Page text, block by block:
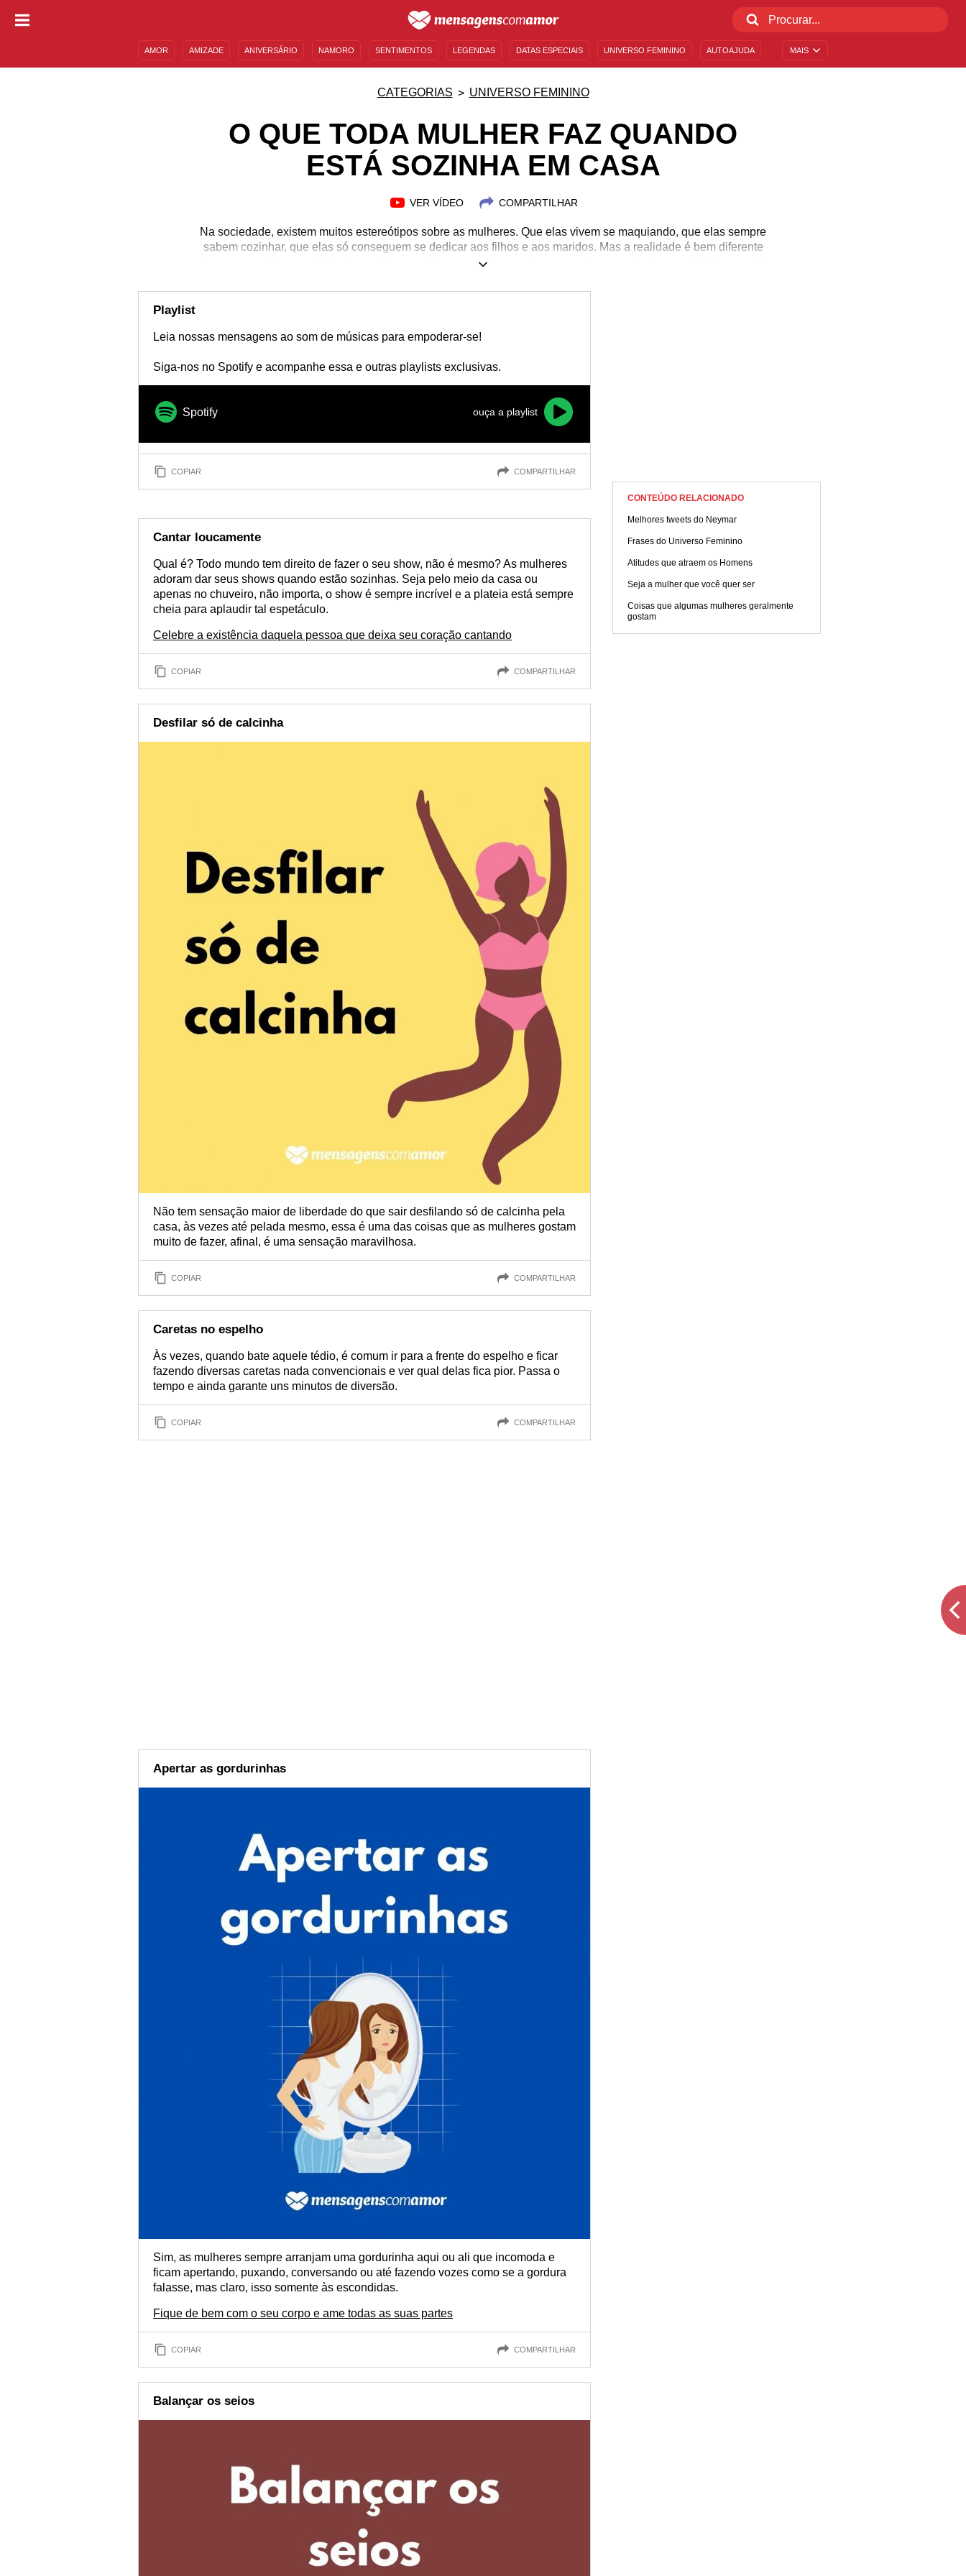
MAIS
AMOR AMIZADE ANIVERSÁRIO NAMORO SENTIMENTOS LEGENDAS DATAS ESPECIAIS UNIVERSO FEMININO AUTOAJUDA
CATEGORIAS UNIVERSO FEMININO
O QUE TODA MULHER FAZ QUANDO
ESTÁ SOZINHA EM CASA
VER VÍDEO COMPARTILHAR
Na sociedade, existem muitos estereótipos sobre as mulheres. Que elas vivem se maquiando, que elas sempre
sabem cozinhar, que elas só conseguem se dedicar aos filhos e aos maridos. Mas a realidade é bem diferente
desses conceitos machistas. As mulheres podem amar outras mulheres, podem ser péssimas cozinheiras e não
surpreender até as pessoas mais curiosas. Descubra o que toda mulher faz quando está sozinha em casa e faça
Playlist
Leia nossas mensagens ao som de músicas para empoderar-se!
Siga-nos no Spotify e acompanhe essa e outras playlists exclusivas.
Spotify ouça a playlist
COPIAR COMPARTILHAR
Cantar loucamente
Qual é? Todo mundo tem direito de fazer o seu show, não é mesmo? As mulheres
adoram dar seus shows quando estão sozinhas. Seja pelo meio da casa ou
apenas no chuveiro, não importa, o show é sempre incrível e a plateia está sempre
cheia para aplaudir tal espetáculo.
Celebre a existência daquela pessoa que deixa seu coração cantando
COPIAR COMPARTILHAR
Desfilar só de calcinha
Não tem sensação maior de liberdade do que sair desfilando só de calcinha pela
casa, às vezes até pelada mesmo, essa é uma das coisas que as mulheres gostam
muito de fazer, afinal, é uma sensação maravilhosa.
COPIAR COMPARTILHAR
Caretas no espelho
Às vezes, quando bate aquele tédio, é comum ir para a frente do espelho e ficar
fazendo diversas caretas nada convencionais e ver qual delas fica pior. Passa o
tempo e ainda garante uns minutos de diversão.
COPIAR COMPARTILHAR
Apertar as gordurinhas
Sim, as mulheres sempre arranjam uma gordurinha aqui ou ali que incomoda e
ficam apertando, puxando, conversando ou até fazendo vozes como se a gordura
falasse, mas claro, isso somente às escondidas.
Fique de bem com o seu corpo e ame todas as suas partes
COPIAR COMPARTILHAR
Balançar os seios
CONTEÚDO RELACIONADO
Melhores tweets do Neymar
Frases do Universo Feminino
Atitudes que atraem os Homens
Seja a mulher que você quer ser
Coisas que algumas mulheres geralmente
gostam